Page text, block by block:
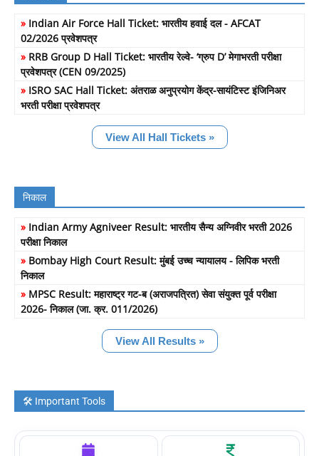
» Indian Air Force Hall Ticket: भारतीय हवाई दल - AFCAT
02/2026 प्रवेशपत्र
» RRB Group D Hall Ticket: भारतीय रेल्वे- ‘ग्रुप D’ मेगाभरती परीक्षा
प्रवेशपत्र (CEN 09/2025)
» ISRO SAC Hall Ticket: अंतराळ अनुप्रयोग केंद्र-सायंटिस्ट इंजिनिअर
भरती परीक्षा प्रवेशपत्र
View All Hall Tickets »
निकाल
» Indian Army Agniveer Result: भारतीय सैन्य अग्निवीर भरती 2026
परीक्षा निकाल
» Bombay High Court Result: मुंबई उच्च न्यायालय - लिपिक भरती
निकाल
» MPSC Result: महाराष्ट्र गट-ब (अराजपत्रित) सेवा संयुक्त पूर्व परीक्षा
2026- निकाल (जा. क्र. 011/2026)
View All Results »
🛠️ Important Tools